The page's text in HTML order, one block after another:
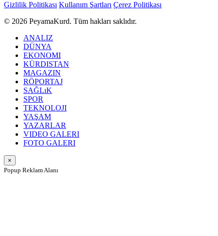
Gizlilik Politikası Kullanım Şartları Çerez Politikası
© 2026 PeyamaKurd. Tüm hakları saklıdır.
ANALIZ
DÜNYA
EKONOMI
KÜRDISTAN
MAGAZIN
RÖPORTAJ
SAĞLıK
SPOR
TEKNOLOJI
YAŞAM
YAZARLAR
VIDEO GALERI
FOTO GALERI
×
Popup Reklam Alanı